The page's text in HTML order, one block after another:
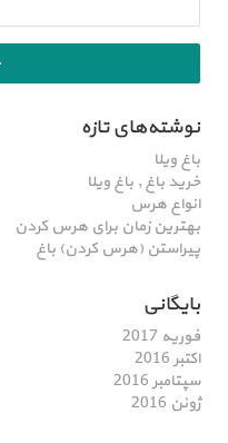
نوشته‌های تازه
باغ ویلا
خرید باغ , باغ ویلا
انواع هرس
بهترین زمان برای هرس کردن
پیراستن (هرس کردن) باغ
بایگانی
فوریه 2017
اکتبر 2016
سپتامبر 2016
ژوئن 2016